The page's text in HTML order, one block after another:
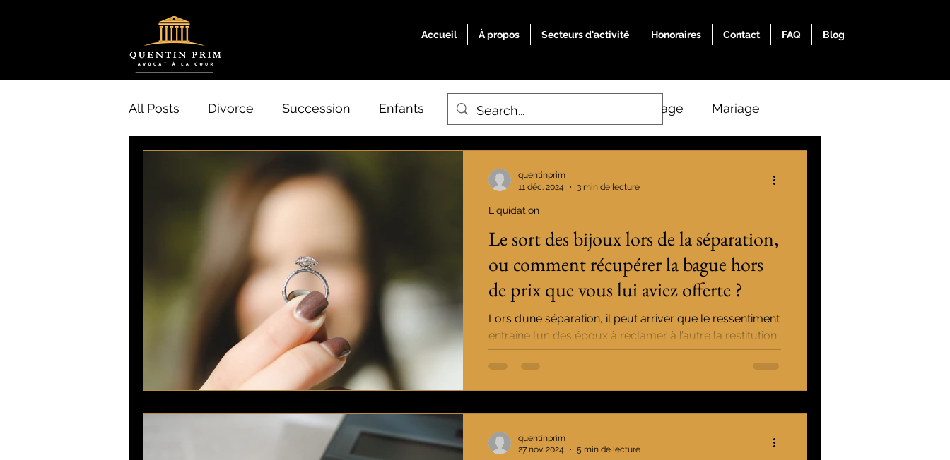
Accueil À propos Secteurs d'activité Honoraires Contact FAQ Blog
All Posts Divorce Succession Enfants Liquidation Concubinage Mariage
Le sort des bijoux lors de la séparation,
ou comment récupérer la bague hors
de prix que vous lui aviez offerte ?
Lors d’une séparation, il peut arriver que le ressentiment
entraine l’un des époux à réclamer à l’autre la restitution
des cadeaux qu’il...
Liquidation
quentinprim
11 déc. 2024
3 min de lecture
quentinprim
27 nov. 2024
5 min de lecture